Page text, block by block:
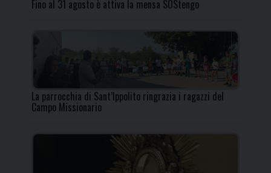
Fino al 31 agosto è attiva la mensa SOStengo
La parrocchia di Sant’Ippolito ringrazia i ragazzi del
Campo Missionario